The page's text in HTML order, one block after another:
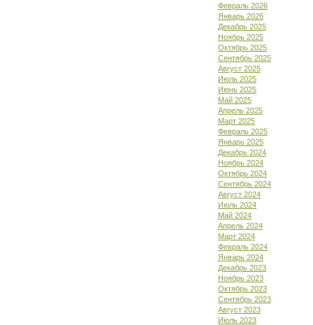
Февраль 2026
Январь 2026
Декабрь 2025
Ноябрь 2025
Октябрь 2025
Сентябрь 2025
Август 2025
Июль 2025
Июнь 2025
Май 2025
Апрель 2025
Март 2025
Февраль 2025
Январь 2025
Декабрь 2024
Ноябрь 2024
Октябрь 2024
Сентябрь 2024
Август 2024
Июль 2024
Май 2024
Апрель 2024
Март 2024
Февраль 2024
Январь 2024
Декабрь 2023
Ноябрь 2023
Октябрь 2023
Сентябрь 2023
Август 2023
Июль 2023